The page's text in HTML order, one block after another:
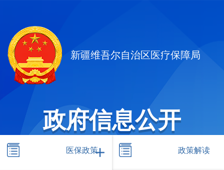
新疆维吾尔自治区医疗保障局
政府信息公开
医保政策 政策解读